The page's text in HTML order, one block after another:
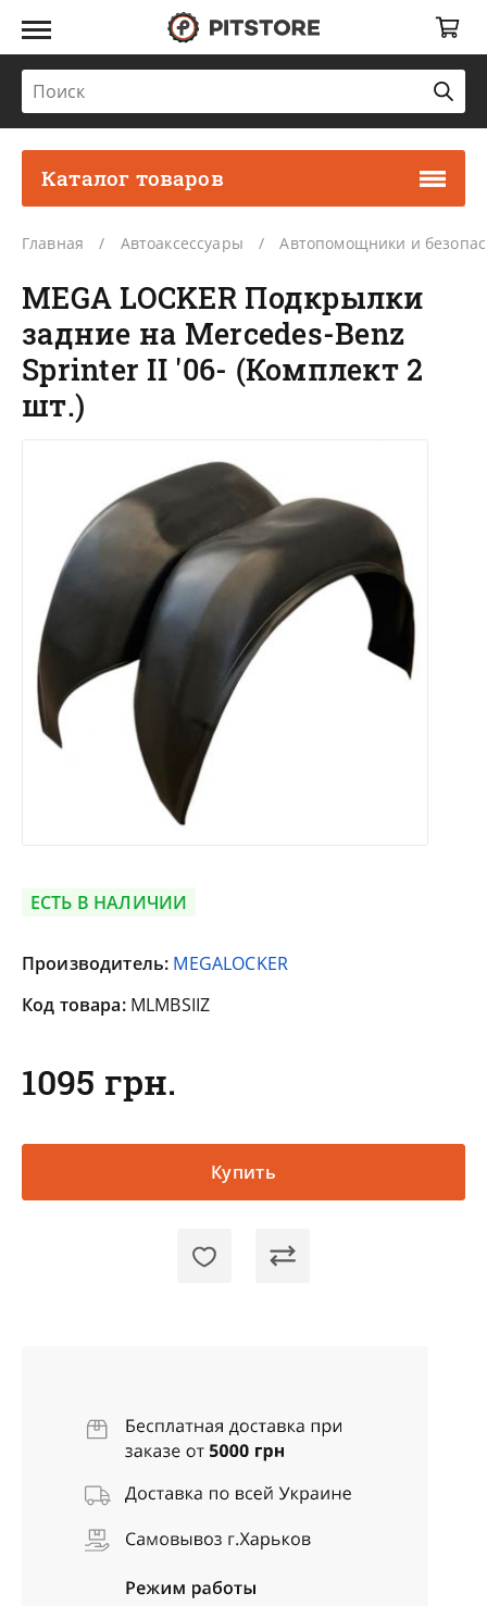
Каталог товаров
Главная Автоаксессуары Автопомощники и
MEGA LOCKER Подкрылки
задние на Mercedes-Benz
Sprinter II '06- (Комплект 2
шт.)
ЕСТЬ В НАЛИЧИИ
Производитель: MEGALOCKER
Код товара: MLMBSIIZ
1095 грн.
Купить